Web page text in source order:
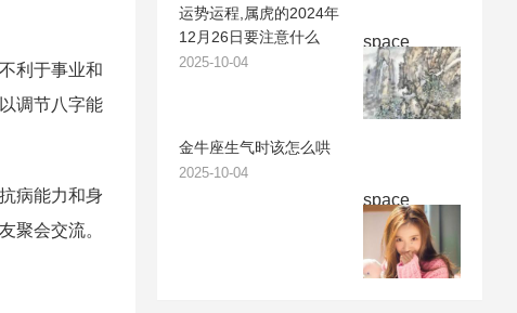
利于事业和
调节八字能
病能力和身
聚会交流。
space
运势运程,属虎的2024年
12月26日要注意什么
2025-10-04
space
金牛座生气时该怎么哄
2025-10-04